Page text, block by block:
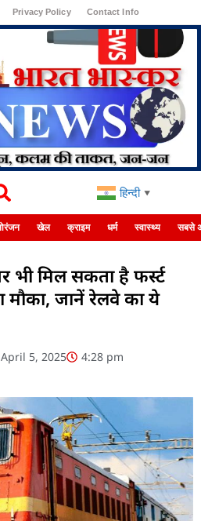
Privacy Policy Contact Info
हिन्दी ▼
खेल क्राइम धर्म स्वास्थ्य सबसे
भी मिल सकता है फर्स्ट
जानें रेलवे का ये
April 5, 2025
4:28 pm